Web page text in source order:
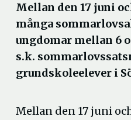
Mellan den 17 juni
många
ungdomar mellan 6
s.k.
grundskoleelever i
Mellan den 17 juni